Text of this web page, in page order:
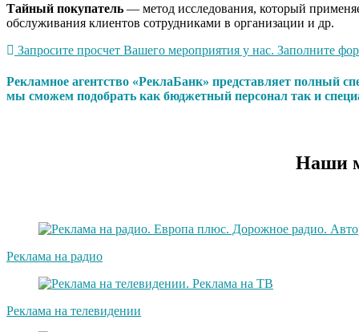
Тайный покупатель — метод исследования, который
обслуживания клиентов сотрудниками в организации и др.
Запросите просчет Вашего мероприятия у нас. Заполните
Рекламное агентство «РеклаБанк» представляет
мы сможем подобрать как бюджетный персонал так и
Наши
Реклама на радио
Реклама на телевидении